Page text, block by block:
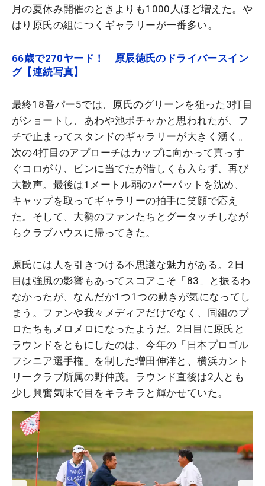
月の夏休み開催のときよりも1000人ほど増えた。や
はり原氏の組につくギャラリーが一番多い。
66歳で270ヤード！ 原辰徳氏のドライバースイン
グ【連続写真】
最終18番パー5では、原氏のグリーンを狙った3打目
がショートし、あわや池ポチャかと思われたが、フ
チで止まってスタンドのギャラリーが大きく湧く。
次の4打目のアプローチはカップに向かって真っす
ぐコロがり、ピンに当てたが惜しくも入らず、再び
大歓声。最後は1メートル弱のパーパットを沈め、
キャップを取ってギャラリーの拍手に笑顔で応え
た。そして、大勢のファンたちとグータッチしなが
らクラブハウスに帰ってきた。
原氏には人を引きつける不思議な魅力がある。2日
目は強風の影響もあってスコアこそ「83」と振るわ
なかったが、なんだか1つ1つの動きが気になってし
まう。ファンや我々メディアだけでなく、同組のプ
ロたちもメロメロになったようだ。2日目に原氏と
ラウンドをともにしたのは、今年の「日本プロゴル
フシニア選手権」を制した増田伸洋と、横浜カント
リークラブ所属の野仲茂。ラウンド直後は2人とも
少し興奮気味で目をキラキラと輝かせていた。